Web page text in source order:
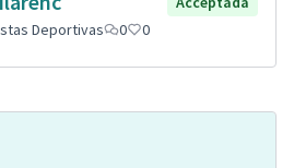
Deportivas 0 0